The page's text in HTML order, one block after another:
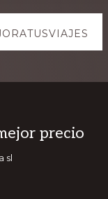
precio
sl